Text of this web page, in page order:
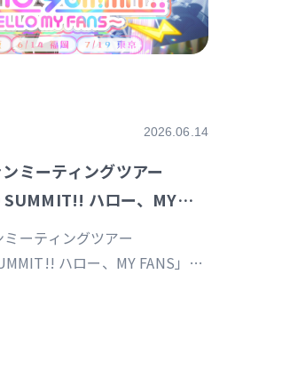
2026.06.14
ミーティングツアー
ハロー、MY
ーティングツアー
ハロー、MY FANS」福